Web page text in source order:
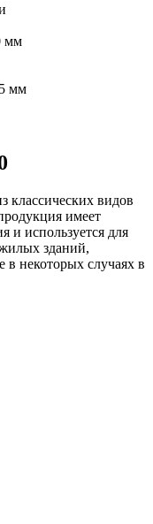
мм
мм
видов
имеет
и используется для
зданий,
в некоторых случаях в